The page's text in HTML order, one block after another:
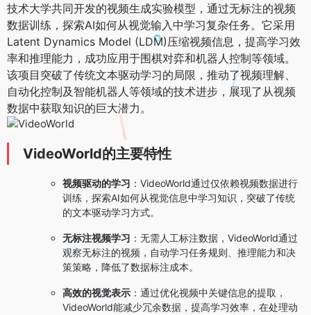
技术大学共同开发的视频生成实验模型，通过无标注的视频
数据训练，探索AI如何从视觉输入中学习复杂任务。它采用
Latent Dynamics Model (LDM)压缩视频信息，提高学习效
率和推理能力，成功应用于围棋对弈和机器人控制等领域。
该项目突破了传统文本驱动学习的局限，推动了视频理解、
自动化控制及智能机器人等领域的技术进步，展现了从视频
数据中获取知识的巨大潜力。
VideoWorld的主要特性
视频驱动的学习 ：VideoWorld通过仅依赖视频数据进行
训练，探索AI如何从视觉信息中学习知识，突破了传统
的文本驱动学习方式。
无标注视频学习 ：无需人工标注数据，VideoWorld通过
观察无标注的视频，自动学习任务规则、推理能力和决
策策略，降低了数据标注成本。
高效的视觉表示 ：通过优化视频中关键信息的提取，
VideoWorld能减少冗余数据，提高学习效率，在处理动